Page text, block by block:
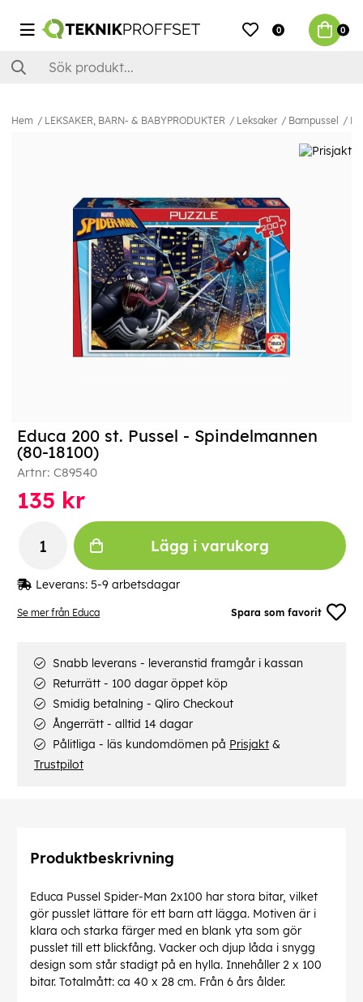
0 0
Hem LEKSAKER, BARN- & BABYPRODUKTER Leksaker Barnpussel
Se mer från Educa Spara som favorit
Educa 200 st. Pussel - Spindelmannen
(80-18100)
Artnr: C89540
135 kr
Lägg i varukorg
Leverans: 5-9 arbetsdagar
Snabb leverans - leveranstid framgår i kassan
Returrätt - 100 dagar öppet köp
Smidig betalning - Qliro Checkout
Ångerrätt - alltid 14 dagar
Pålitliga - läs kundomdömen på Prisjakt &
Trustpilot
Produktbeskrivning
Educa Pussel Spider-Man 2x100 har stora bitar, vilket
gör pusslet lättare för ett barn att lägga. Motiven är i
klara och starka färger med en blank yta som gör
pusslet till ett blickfång. Vacker och djup låda i snygg
design som står stadigt på en hylla. Innehåller 2 x 100
bitar. Totalmått: ca 40 x 28 cm. Från 6 års ålder.